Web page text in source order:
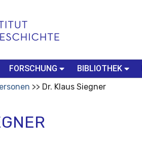
FORSCHUNG BIBLIOTHEK
Dr. Klaus Siegner